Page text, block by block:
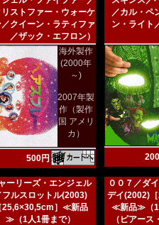
ストファー・ウォーケ
クイーン・ラティファ
／ザック・エフロン）
海外製作
(2000年
～)
2007年製
作（製作
国 アメリ
カ）
500円
／カル・ペ
ン・ライト
ーリーズ・エンジェル
フルスロットル(2003)
25,6×30,5cm］≪新品
≫（1人1冊まで）
００７／ダ
デイ(2002)
≪新品≫（1
（ピアース